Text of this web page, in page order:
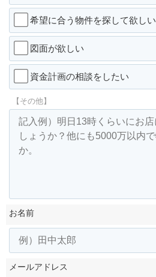
希望に合う物件を探して欲しい
図面が欲しい
資金計画の相談をしたい
【その他】
お名前
メールアドレス